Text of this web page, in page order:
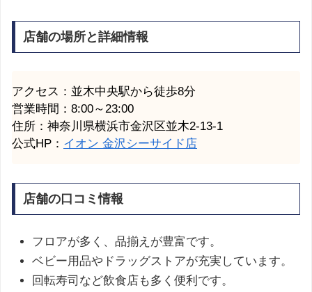
店舗の場所と詳細情報
アクセス：並木中央駅から徒歩8分
営業時間：8:00～23:00
住所：神奈川県横浜市金沢区並木2-13-1
公式HP： イオン 金沢シーサイド店
店舗の口コミ情報
フロアが多く、品揃えが豊富です。
ベビー用品やドラッグストアが充実しています。
回転寿司など飲食店も多く便利です。